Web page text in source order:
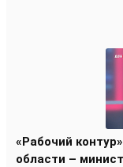
«Рабочий
области –